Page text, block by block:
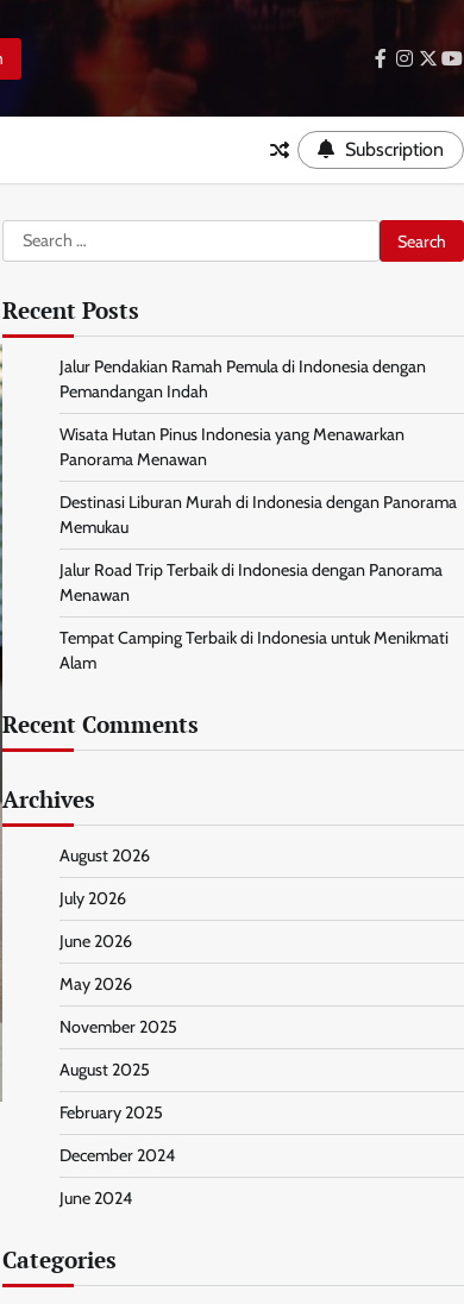
facebook
Subscription
Search
for:
Recent Posts
Jalur Pendakian Ramah Pemula di Indonesia dengan
Pemandangan Indah
Wisata Hutan Pinus Indonesia yang Menawarkan
Panorama Menawan
Destinasi Liburan Murah di Indonesia dengan Panorama
Memukau
Jalur Road Trip Terbaik di Indonesia dengan Panorama
Menawan
Tempat Camping Terbaik di Indonesia untuk Menikmati
Alam
Recent Comments
Archives
August 2026
July 2026
June 2026
May 2026
November 2025
August 2025
February 2025
December 2024
June 2024
Categories